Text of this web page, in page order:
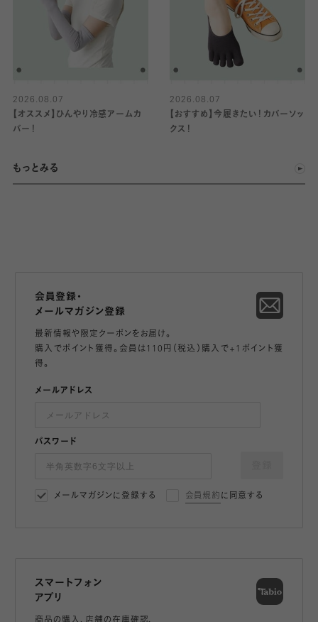
2026.08.07
【オススメ】ひんやり冷感アームカ
バー！
2026.08.07
【おすすめ】今履きたい！カバーソッ
クス！
もっとみる
会員登録・
メールマガジン登録
最新情報や限定クーポンをお届け。
購入でポイント獲得。会員は110円（税込）購入で+1ポイント獲
得。
メールアドレス
パスワード
メールマガジンに登録する 会員規約 に同意する
スマートフォン
アプリ